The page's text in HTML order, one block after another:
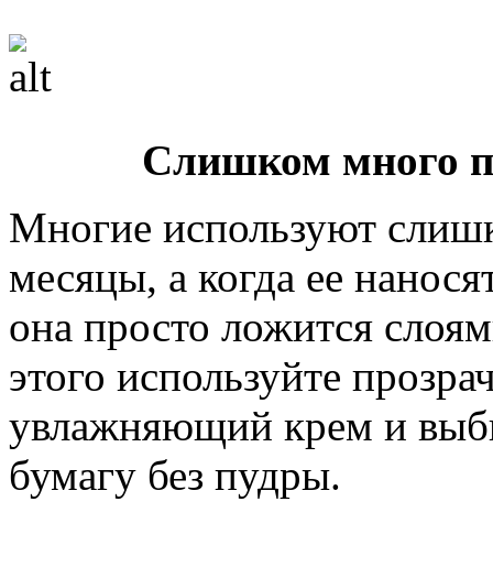
Слишком много
Многие используют
месяцы, а когда ее
она просто ложится
этого используйте
увлажняющий крем и
бумагу без пудры.